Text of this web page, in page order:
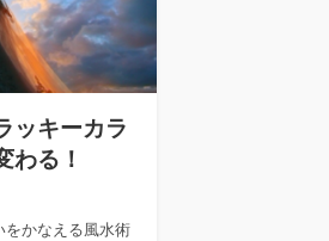
ッキーカラ
わる！
をかなえる風水術